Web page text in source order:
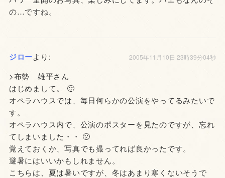
の…ですね。
ジローより: 2005年11月10日 23時39分04秒
>布勢 雄平さん
はじめまして。 🙂
オペラハウスでは、毎日何らかの公演をやってるみたいで
す。
オペラハウス内で、公演のポスターを見たのですが、忘れ
てしまいました・・ 🙁
覚えておくか、写真でも撮ってれば良かったです。
避暑にはいいかもしれません。
こちらは、夏は暑いですが、冬はあまり寒くないそうで